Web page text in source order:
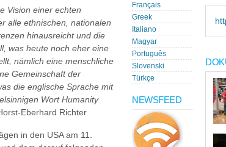
Vision einer echten
alle ethnischen, nationalen
hinausreicht und die
was heute noch eher eine
nämlich eine menschliche
Gemeinschaft der
die englische Sprache mit
Wort Humanity
Eberhard Richter
in den USA am 11.
Français
Greek
Italiano
Magyar
Português
Slovenski
Türkçe
NEWSFEED